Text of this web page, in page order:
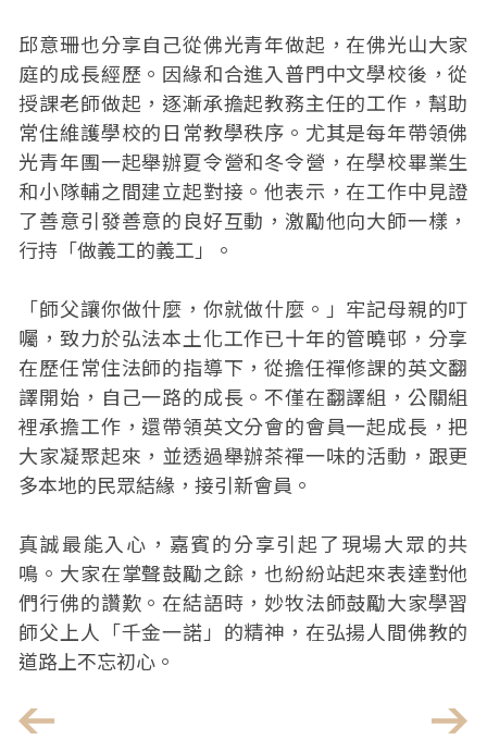
邱意珊也分享自己從佛光青年做起，在佛光山大家
庭的成長經歷。因緣和合進入普門中文學校後，從
授課老師做起，逐漸承擔起教務主任的工作，幫助
常住維護學校的日常教學秩序。尤其是每年帶領佛
光青年團一起舉辦夏令營和冬令營，在學校畢業生
和小隊輔之間建立起對接。他表示，在工作中見證
了善意引發善意的良好互動，激勵他向大師一樣，
行持「做義工的義工」。
「師父讓你做什麼，你就做什麼。」牢記母親的叮
囑，致力於弘法本土化工作已十年的管曉邨，分享
在歷任常住法師的指導下，從擔任禪修課的英文翻
譯開始，自己一路的成長。不僅在翻譯組，公關組
裡承擔工作，還帶領英文分會的會員一起成長，把
大家凝聚起來，並透過舉辦茶禪一味的活動，跟更
多本地的民眾結緣，接引新會員。
真誠最能入心，嘉賓的分享引起了現場大眾的共
鳴。大家在掌聲鼓勵之餘，也紛紛站起來表達對他
們行佛的讚歎。在結語時，妙牧法師鼓勵大家學習
師父上人「千金一諾」的精神，在弘揚人間佛教的
道路上不忘初心。